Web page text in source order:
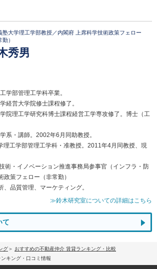
塾大学理工学部教授／内閣府 上席科学技術政策フェロー
勤）
秀男
学部管理工学科卒業。
経営大学院修士課程修了。
院理工学研究科博士課程経営工学専攻修了。博士（工
系・講師。2002年6月同助教授。
理工学部管理工学科・准教授。2011年4月同教授、現
術・イノベーション推進事務局参事官（インフラ・防
政策フェロー（非常勤）
品質管理、マーケティング。
≫鈴木研究室についての詳細はこちら
て
グ
おすすめの不動産仲介 賃貸ランキング・比較
キング・口コミ情報